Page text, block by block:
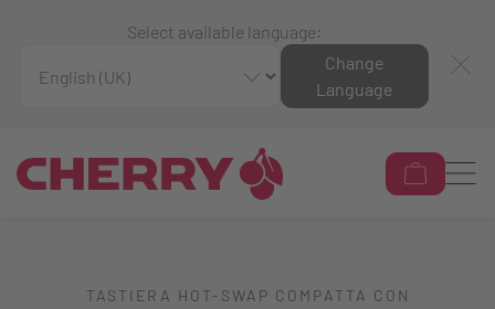
Select available language:
Change
Language
TASTIERA HOT-SWAP COMPATTA CON